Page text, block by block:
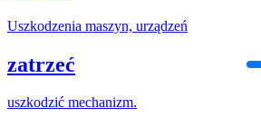
Uszkodzenia maszyn, urządzeń
zatrzeć
uszkodzić mechanizm.